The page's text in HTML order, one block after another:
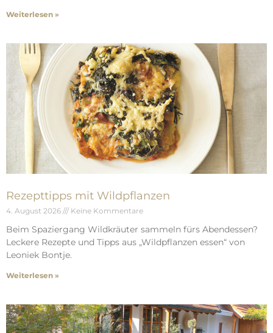
Weiterlesen »
Rezepttipps mit Wildpflanzen
4. August 2026 Keine Kommentare
Beim Spaziergang Wildkräuter sammeln fürs Abendessen?
Leckere Rezepte und Tipps aus „Wildpflanzen essen“ von
Leoniek Bontje.
Weiterlesen »